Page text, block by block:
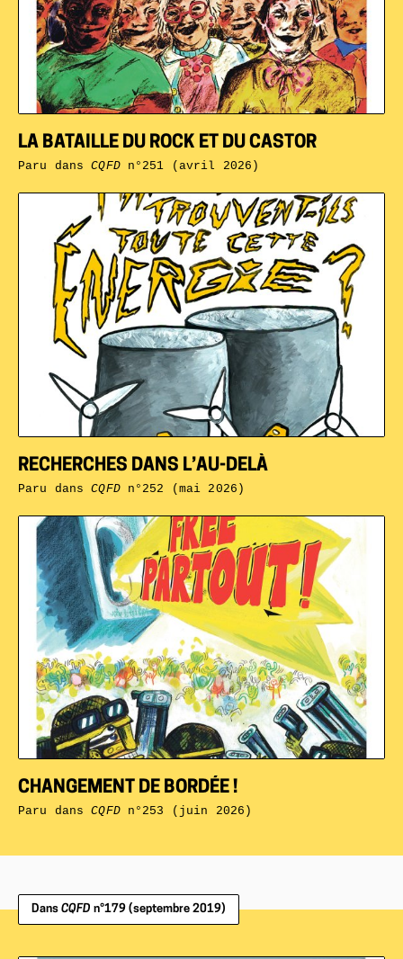
CHANGEMENT DE BORDÉE !
Paru dansCQFDn°253 (juin 2026)
RECHERCHES DANS L’AU-DELÀ
Paru dansCQFDn°252 (mai 2026)
LA BATAILLE DU ROCK ET DU CASTOR
Paru dansCQFDn°251 (avril 2026)
Dans CQFD n°179 (septembre 2019)